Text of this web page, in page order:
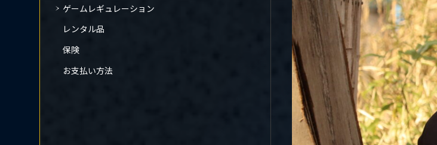
ゲームレギュレーション
レンタル品
保険
お支払い方法